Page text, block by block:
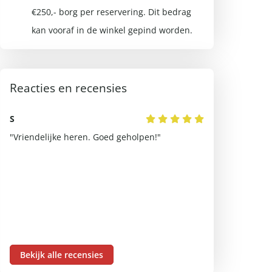
€250,- borg per reservering. Dit bedrag
kan vooraf in de winkel gepind worden.
Reacties en recensies
S
"Vriendelijke heren. Goed geholpen!"
Bekijk alle recensies